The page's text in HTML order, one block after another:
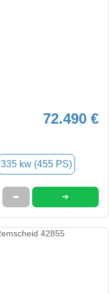
72.490 €
335 kw (455 PS)
➦ ➜